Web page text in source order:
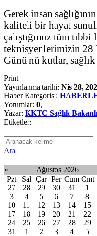
Gerek insan
kaliteli bir hayat
çalıştığımız tüm
teknisyenlerimizin 28
Günü'nü kutlar,
Print
Yayınlanma tarihi: Nis 28,
Haber Kategorisi:
Yorumlar: 0,
Yazar: KKTC Sağlık
Etiketler:
Ara
« Ağustos 2026
Pzt
Sal Çar Per Cum Cmt
27
28 29 30 31 1
3
4 5 6 7 8
10
11 12 13 14 15
17
18 19 20 21 22
24
25 26 27 28 29
31
1 2 3 4 5